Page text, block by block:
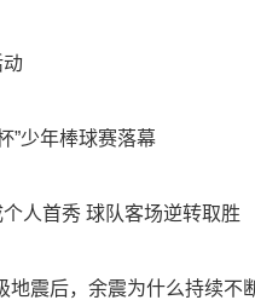
动
”少年棒球赛落幕
人首秀 球队客场逆转取胜
地震后，余震为什么持续不